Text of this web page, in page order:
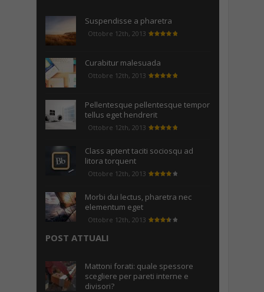
Suspendisse a pharetra
Ottobre 12th, 2013
Curabitur malesuada
Ottobre 12th, 2013
Pellentesque pellentesque tempor
tellus eget hendrerit
Ottobre 12th, 2013
Class aptent taciti sociosqu ad
litora torquent
Ottobre 12th, 2013
Morbi dui lectus, pharetra nec
elementum eget
Ottobre 12th, 2013
POST ATTUALI
Mattoni forati: quale spessore
scegliere per pareti interne e
divisori?